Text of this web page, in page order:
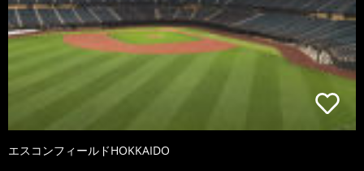
エスコンフィールドHOKKAIDO